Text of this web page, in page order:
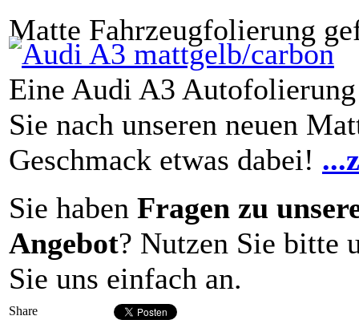
Matte Fahrzeugfolierung
Eine Audi A3
Sie nach unseren neuen
Geschmack etwas dabei!
Sie haben Fragen zu
Angebot? Nutzen Sie bitte
Sie uns einfach an.
Share